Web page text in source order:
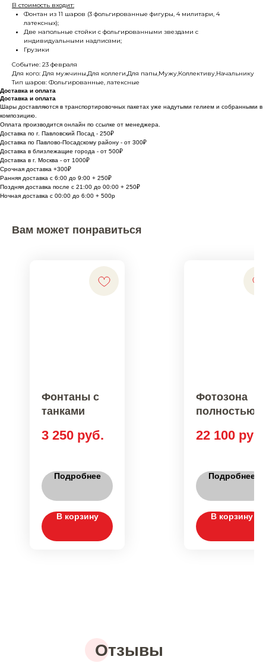
В стоимость входит:
Фонтан из 11 шаров (3 фольгированные фигуры, 4 милитари, 4
латексных);
Две напольные стойки с фольгированными звездами с
индивидуальными надписями;
Грузики
Событие: 23 февраля
Для кого: Для мужчины,Для коллеги,Для папы,Мужу,Коллективу,Начальнику
Тип шаров: Фольгированные, латексные
Доставка и оплата
Доставка и оплата
Шары доставляются в транспортировочных пакетах уже надутыми гелием и собранными в
композицию.
Оплата производится онлайн по ссылке от менеджера.
Доставка по г. Павловский Посад - 250₽
Доставка по Павлово-Посадскому району - от 300₽
Доставка в близлежащие города - от 500₽
Доставка в г. Москва - от 1000₽
Срочная доставка +300₽
Ранняя доставка с 6:00 до 9:00 + 250₽
Поздняя доставка после с 21:00 до 00:00 + 250₽
Ночная доставка с 00:00 до 6:00 + 500р
Вам может понравиться
Фонтаны с
танками
3 250 руб.
Подробнее
В корзину
Фотозона
полностью
работы
22 100 руб.
Подробнее
В корзину
Отзывы